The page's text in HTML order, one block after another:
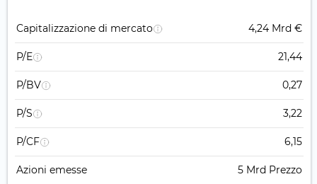
Capitalizzazione di mercato 4,24 Mrd €
P/E 21,44
P/BV 0,27
P/S 3,22
P/CF 6,15
Azioni emesse 5 Mrd Prezzo